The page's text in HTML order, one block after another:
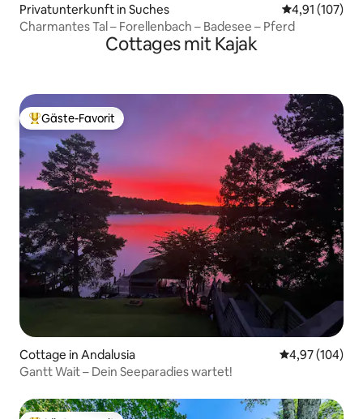
Privatunterkunft in Suches
4,91 (107)
Charmantes Tal – Forellenbach – Badesee – Pferd
Cottages mit Kajak
Beliebter Gäste-Favorit.
Gäste-Favorit
Cottage in Andalusia
4,97 (104)
Gantt Wait – Dein Seeparadies wartet!